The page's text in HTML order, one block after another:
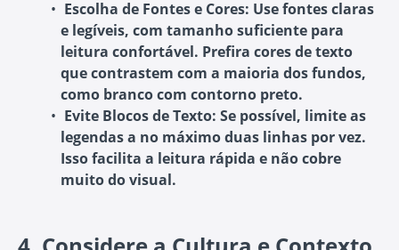
Escolha de Fontes e Cores: Use fontes claras
e legíveis, com tamanho suficiente para
leitura confortável. Prefira cores de texto
que contrastem com a maioria dos fundos,
como branco com contorno preto.
Evite Blocos de Texto: Se possível, limite as
legendas a no máximo duas linhas por vez.
Isso facilita a leitura rápida e não cobre
muito do visual.